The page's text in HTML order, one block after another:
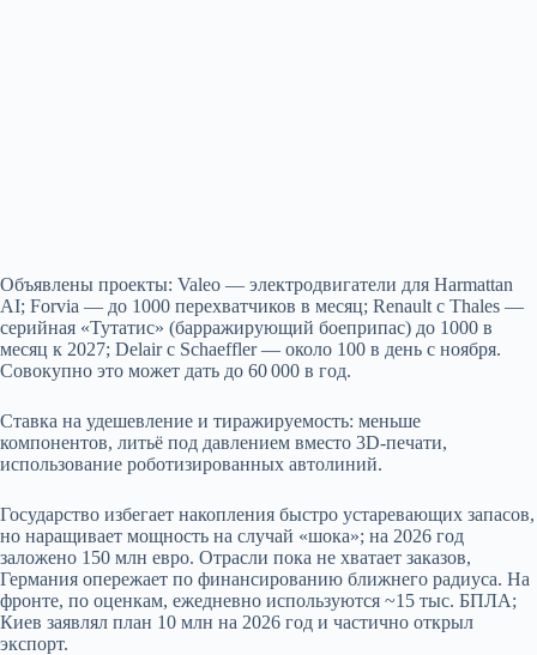
Объявлены проекты: Valeo — электродвигатели для Harmattan
AI; Forvia — до 1000 перехватчиков в месяц; Renault с Thales —
серийная «Тутатис» (барражирующий боеприпас) до 1000 в
месяц к 2027; Delair с Schaeffler — около 100 в день с ноября.
Совокупно это может дать до 60 000 в год.
Ставка на удешевление и тиражируемость: меньше
компонентов, литьё под давлением вместо 3D‑печати,
использование роботизированных автолиний.
Государство избегает накопления быстро устаревающих запасов,
но наращивает мощность на случай «шока»; на 2026 год
заложено 150 млн евро. Отрасли пока не хватает заказов,
Германия опережает по финансированию ближнего радиуса. На
фронте, по оценкам, ежедневно используются ~15 тыс. БПЛА;
Киев заявлял план 10 млн на 2026 год и частично открыл
экспорт.